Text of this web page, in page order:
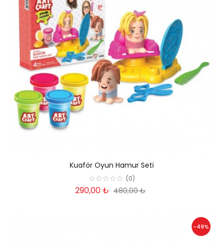
Kuaför Oyun Hamur Seti
(0)
290,00 ₺ 480,00 ₺
-49%